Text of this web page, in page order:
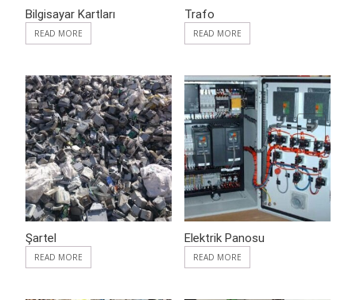
Bilgisayar Kartları
READ MORE
Trafo
READ MORE
Şartel
READ MORE
ADD TO WISHLIST
Elektrik Panosu
READ MORE
ADD TO WISHLIST